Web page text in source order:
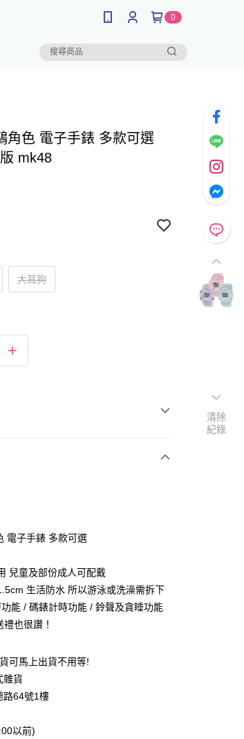
0
角色 電子手錶 多款可選
mk48
大耳狗
彰化商業銀行
兆豐國際商業銀行
台中商業銀行
華泰商業銀行
星展（台灣）商業銀行
電子手錶 多款可選
兒童及部份成人可配戴
生活防水 所以游泳或洗澡需拆下
能 / 碼錶計時功能 / 鈴聲及貪睡功能
也很讚！
可馬上出貨不用等!
雜貨
路64號1樓
以前)
清除
紀錄